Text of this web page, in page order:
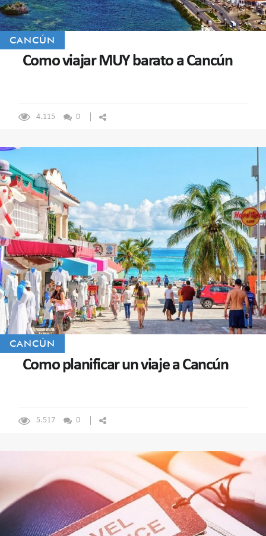
CANCÚN
Como viajar MUY barato a Cancún
4.115 0
CANCÚN
Como planificar un viaje a Cancún
5.517 0